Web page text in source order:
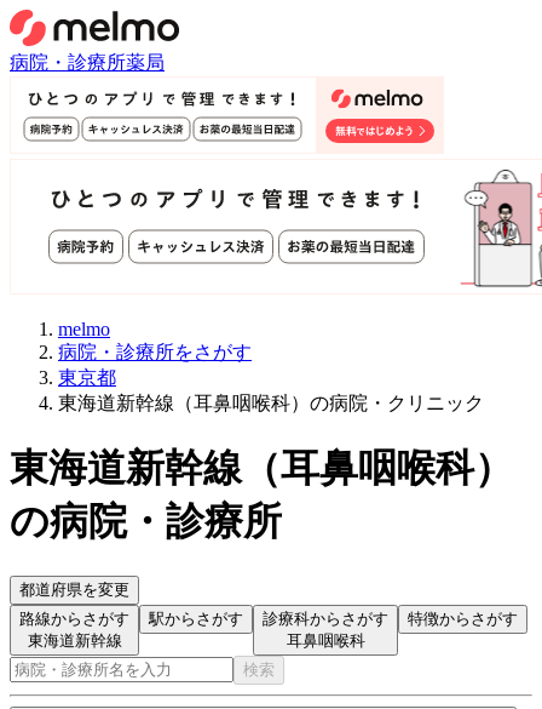
病院・診療所薬局
melmo
病院・診療所をさがす
東京都
東海道新幹線（耳鼻咽喉科）の病院・クリニック
東海道新幹線（耳鼻咽喉科）
の病院・診療所
都道府県を変更
路線からさがす
東海道新幹線
駅からさがす
診療科からさがす
耳鼻咽喉科
特徴からさがす
検索